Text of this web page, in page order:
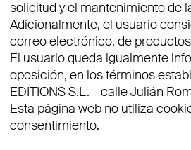
solicitud y el mantenimiento de
Adicionalmente, el usuario
correo electrónico, de productos
El usuario queda igualmente
oposición, en los términos
EDITIONS S.L. – calle Julián
Esta página web no utiliza
consentimiento.